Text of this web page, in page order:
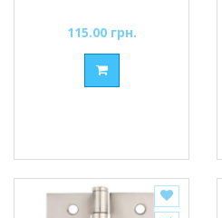
115.00 грн.